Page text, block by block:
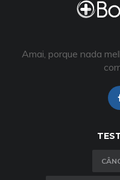
Amai, porque nada